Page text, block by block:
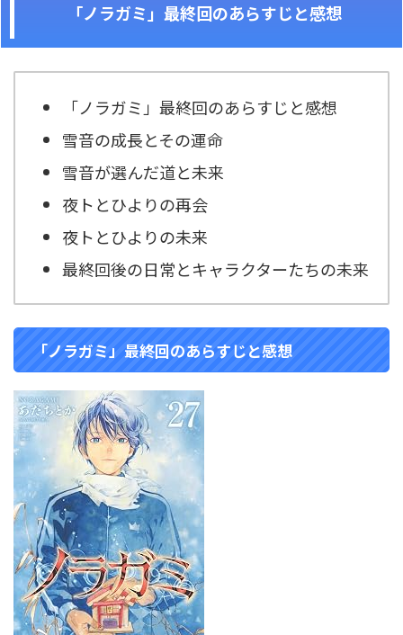
「ノラガミ」最終回のあらすじと感想
「ノラガミ」最終回のあらすじと感想
雪音の成長とその運命
雪音が選んだ道と未来
夜トとひよりの再会
夜トとひよりの未来
最終回後の日常とキャラクターたちの未来
「ノラガミ」最終回のあらすじと感想